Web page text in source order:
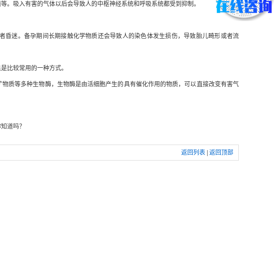
吸入有害的气体以后会导致人的中枢神经系统和呼吸系统都受到抑制。
迷。备孕期间长期接触化学物质还会导致人的染色体发生损伤，导致胎儿畸形或者流
比较常用的一种方式。
质等多种生物酶，生物酶是由活细胞产生的具有催化作用的物质，可以直接改变有害气
道吗？
返回列表 返回顶部